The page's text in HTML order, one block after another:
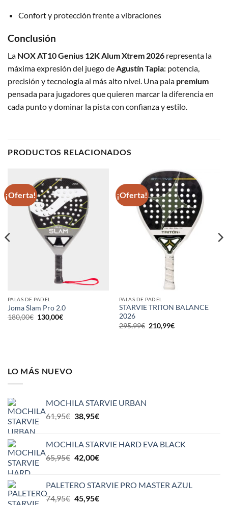
Confort y protección frente a vibraciones
Conclusión
La NOX AT10 Genius 12K Alum Xtrem 2026 representa la
máxima expresión del juego deAgustín Tapia: potencia,
precisión y tecnología al más alto nivel. Una pala premium
pensada para jugadores que quieren marcar la diferencia en
cada punto y dominar la pista con confianza y estilo.
PRODUCTOS RELACIONADOS
¡Oferta!
PALAS DE PADEL
Joma Slam Pro 2.0
180,00€ El
precio
130,00€El
¡Oferta!
PALAS DE PADEL
STARVIE TRITON BALANCE
2026
295,99€ El
precio
210,99€El
LO MÁS NUEVO
MOCHILA STARVIE URBAN
61,95€ El
era:
61,95€.
38,95€El
es:
38,95€.
MOCHILA STARVIE HARD EVA BLACK
65,95€ El
era:
65,95€.
42,00€El
es:
42,00€.
PALETERO STARVIE PRO MASTER AZUL
74,95€ El
45,95€El